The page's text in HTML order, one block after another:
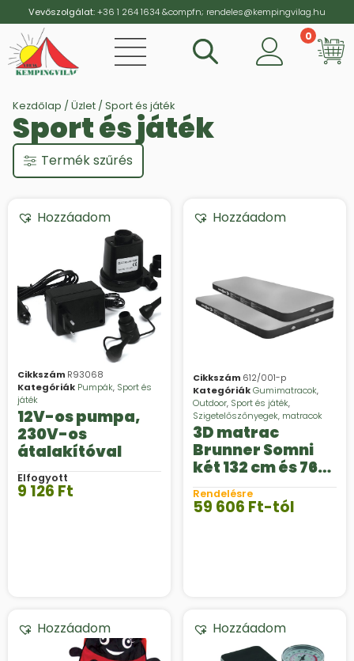
Vevőszolgálat:+36 1 264 1634&compfn; rendeles@kempingvilag.hu
0
Kezdőlap / Üzlet / Sport és játék
Sport és játék
Termék szűrés
Hozzáadom
Cikkszám R93068
Kategóriák Pumpák, Sport és
játék
12V-os pumpa,
230V-os
átalakítóval
Elfogyott
9 126 Ft
Hozzáadom
Cikkszám 612/001-p
KategóriákGumimatracok,
Outdoor, Sport és játék,
Szigetelőszőnyegek, matracok
3D matrac
Brunner Somni
két 132 cm és 76
cm szélességben
Rendelésre
59 606 Ft-tól
Hozzáadom Hozzáadom